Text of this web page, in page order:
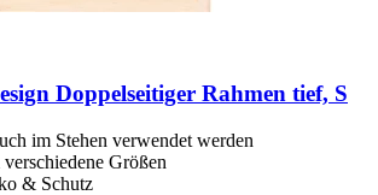
Doppelseitiger Rahmen tief, S
im Stehen verwendet werden
Größen
& Schutz